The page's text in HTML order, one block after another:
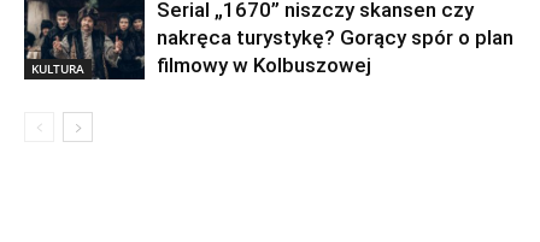
KULTURA
Serial „1670” niszczy skansen czy
nakręca turystykę? Gorący spór o plan
filmowy w Kolbuszowej